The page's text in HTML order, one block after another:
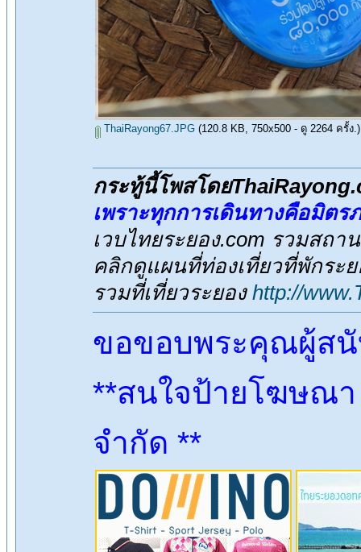
ThaiRayong67.JPG (120.8 KB, 750x500 - ดู 2264 ครั้ง.)
กระทู้นี้โพสโดย
เพราะทุกการเดินทางคือมิตร
เวบไทยระยอง.com รวมสถ
คลิกดูแผนที่ท่องเที่ยวที่พักระ
รวมที่เที่ยวระยอง http://
ขอขอบพระคุณผู้สนั
**สนใจป้ายโฆษณ
จำกัด **